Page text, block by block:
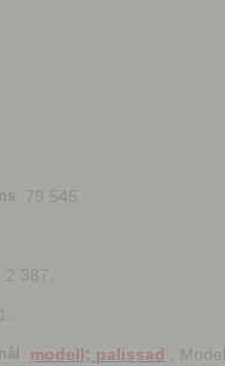
79 545.
2 387.
modell; palissad
;